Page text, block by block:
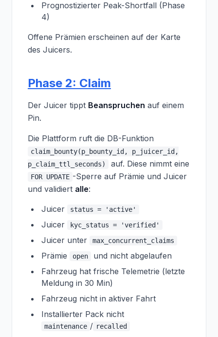
Prognostizierter Peak-Shortfall (Phase
4)
Offene Prämien erscheinen auf der Karte
des Juicers.
Phase 2: Claim
Der Juicer tippt Beanspruchen auf einem
Pin.
Die Plattform ruft die DB-Funktion
claim_bounty(p_bounty_id, p_juicer_id,
p_claim_ttl_seconds)
auf. Diese nimmt eine
FOR UPDATE -Sperre auf Prämie und Juicer
und validiert alle:
Juicer status = 'active'
Juicer kyc_status = 'verified'
Juicer unter max_concurrent_claims
Prämie open
und nicht abgelaufen
Fahrzeug hat frische Telemetrie (letzte
Meldung in 30 Min)
Fahrzeug nicht in aktiver Fahrt
Installierter Pack nicht
maintenance / recalled